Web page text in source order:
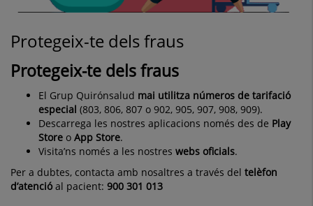
Protegeix-te dels fraus
Protegeix-te dels fraus
El Grup Quirónsalud mai utilitza números de tarifació
especial (803, 806, 807 o 902, 905, 907, 908, 909).
Descarrega les nostres aplicacions només des de Play
Store o App Store.
Visita’ns només a les nostres webs oficials.
Per a dubtes, contacta amb nosaltres a través del telèfon
d’atencióal pacient: 900 301 013